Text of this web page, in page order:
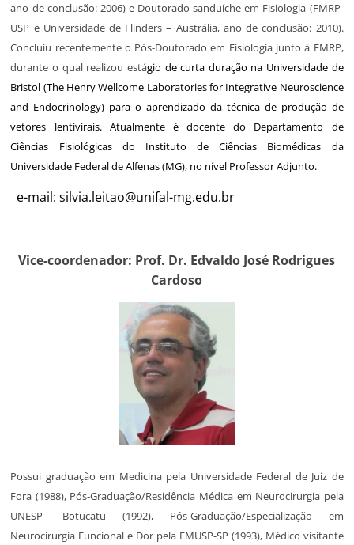
ano de conclusão: 2006) e Doutorado sanduíche em Fisiologia (FMRP-
USP e Universidade de Flinders – Austrália, ano de conclusão: 2010).
Concluiu recentemente o Pós-Doutorado em Fisiologia junto à FMRP,
durante o qual realizou estágio de curta duração na Universidade de
Bristol (The Henry Wellcome Laboratories for Integrative Neuroscience
and Endocrinology) para o aprendizado da técnica de produção de
vetores lentivirais. Atualmente é docente do Departamento de
Ciências Fisiológicas do Instituto de Ciências Biomédicas da
Universidade Federal de Alfenas (MG), no nível Professor Adjunto.
e-mail:silvia.leitao@unifal-mg.edu.br
Vice-coordenador: Prof. Dr. Edvaldo José Rodrigues
Cardoso
Possui graduação em Medicina pela Universidade Federal de Juiz de
Fora (1988), Pós-Graduação/Residência Médica em Neurocirurgia pela
UNESP- Botucatu (1992), Pós-Graduação/Especialização em
Neurocirurgia Funcional e Dor pela FMUSP-SP (1993), Médico visitante